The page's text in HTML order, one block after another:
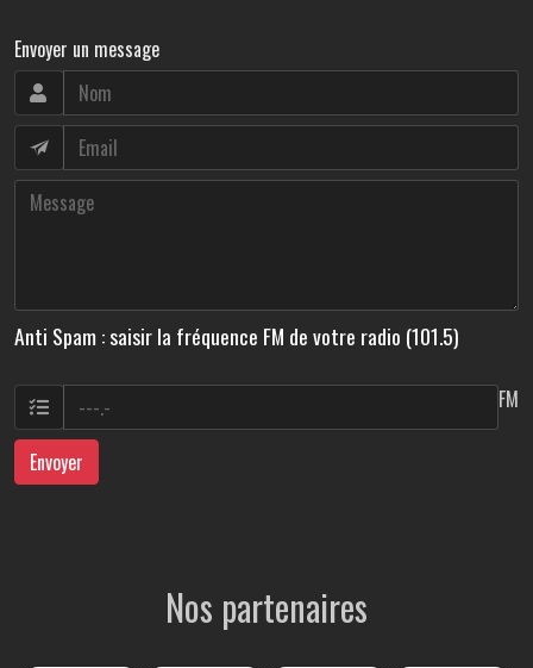
Envoyer un message
Anti Spam : saisir la fréquence FM de votre radio (101.5)
FM
Envoyer
Nos partenaires